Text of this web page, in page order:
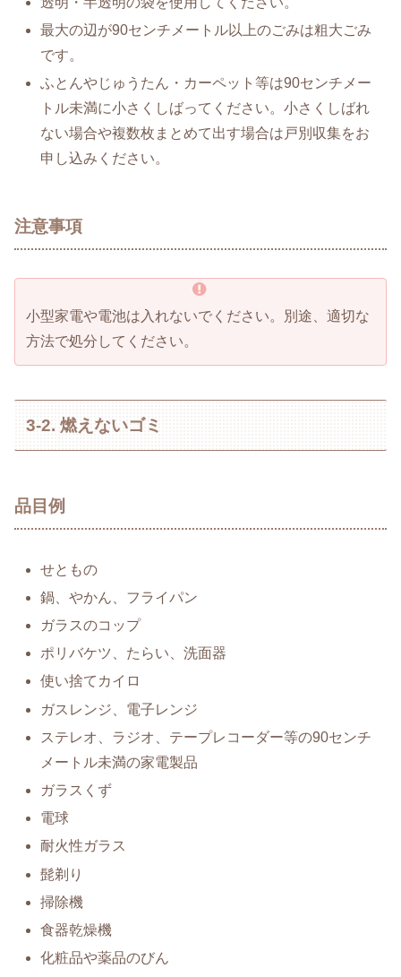
最大の辺が90センチメートル以上のごみは粗大ごみ
です。
ふとんやじゅうたん・カーペット等は90センチメー
トル未満に小さくしばってください。小さくしばれ
ない場合や複数枚まとめて出す場合は戸別収集をお
申し込みください。
注意事項
小型家電や電池は入れないでください。別途、適切な
方法で処分してください。
3-2. 燃えないゴミ
品目例
せともの
鍋、やかん、フライパン
ガラスのコップ
ポリバケツ、たらい、洗面器
使い捨てカイロ
ガスレンジ、電子レンジ
ステレオ、ラジオ、テープレコーダー等の90センチ
メートル未満の家電製品
ガラスくず
電球
耐火性ガラス
髭剃り
掃除機
食器乾燥機
化粧品や薬品のびん